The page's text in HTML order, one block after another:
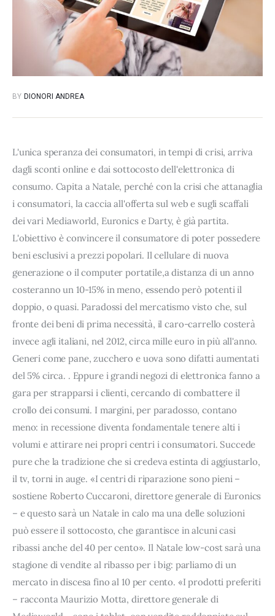
BY DIONORI ANDREA
L'unica speranza dei consumatori, in tempi di crisi, arriva
dagli sconti online e dai sottocosto dell'elettronica di
consumo. Capita a Natale, perché con la crisi che attanaglia
i consumatori, la caccia all'offerta sul web e sugli scaffali
dei vari Mediaworld, Euronics e Darty, è già partita.
L'obiettivo è convincere il consumatore di poter possedere
beni esclusivi a prezzi popolari. Il cellulare di nuova
generazione o il computer portatile,a distanza di un anno
costeranno un 10-15% in meno, essendo però potenti il
doppio, o quasi. Paradossi del mercatismo visto che, sul
fronte dei beni di prima necessità, il caro-carrello costerà
invece agli italiani, nel 2012, circa mille euro in più all'anno.
Generi come pane, zucchero e uova sono difatti aumentati
del 5% circa. . Eppure i grandi negozi di elettronica fanno a
gara per strapparsi i clienti, cercando di combattere il
crollo dei consumi. I margini, per paradosso, contano
meno: in recessione diventa fondamentale tenere alti i
volumi e attirare nei propri centri i consumatori. Succede
pure che la tradizione che si credeva estinta di aggiustarlo,
il tv, torni in auge. «I centri di riparazione sono pieni –
sostiene Roberto Cuccaroni, direttore generale di Euronics
– e questo sarà un Natale in calo ma una delle soluzioni
può essere il sottocosto, che garantisce in alcuni casi
ribassi anche del 40 per cento». Il Natale low-cost sarà una
stagione di vendite al ribasso per i big: parliamo di un
mercato in discesa fino al 10 per cento. «I prodotti preferiti
– racconta Maurizio Motta, direttore generale di